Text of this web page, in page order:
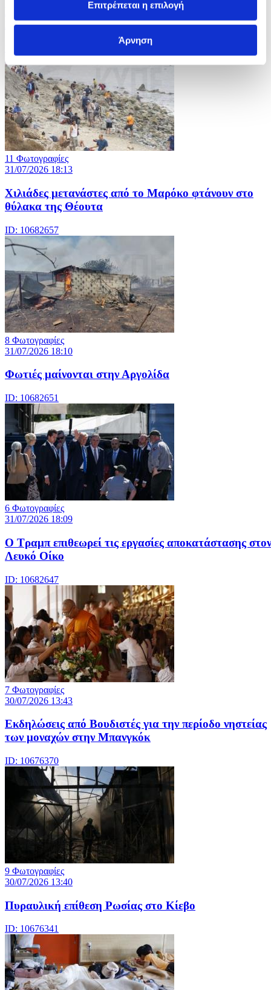
Επιτρέπεται η επιλογή
Άρνηση
Κόκκινος συναγερμός για πολλές πόλεις στην Ιταλία
λόγω καύσωνα
11 Φωτογραφίες
31/07/2026 18:13
Χιλιάδες μετανάστες από το Μαρόκο φτάνουν στο
θύλακα της Θέουτα
ID: 10682657
8 Φωτογραφίες
31/07/2026 18:10
Φωτιές μαίνονται στην Αργολίδα
ID: 10682651
6 Φωτογραφίες
31/07/2026 18:09
Ο Τραμπ επιθεωρεί τις εργασίες αποκατάστασης στον
Λευκό Οίκο
ID: 10682647
7 Φωτογραφίες
30/07/2026 13:43
Εκδηλώσεις από Βουδιστές για την περίοδο νηστείας
των μοναχών στην Μπανγκόκ
ID: 10676370
9 Φωτογραφίες
30/07/2026 13:40
Πυραυλική επίθεση Ρωσίας στο Κίεβο
ID: 10676341